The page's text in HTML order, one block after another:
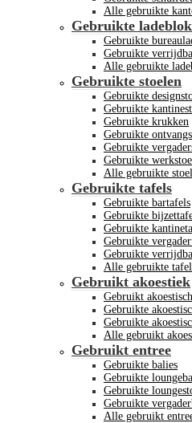
Alle gebruikte
Gebruikte
Gebruikte
Gebruikte
Alle gebruikte
Gebruikte stoelen
Gebruikte
Gebruikte
Gebruikte krukken
Gebruikte
Gebruikte
Gebruikte
Alle gebruikte
Gebruikte tafels
Gebruikte bartafels
Gebruikte
Gebruikte
Gebruikte
Gebruikte
Alle gebruikte
Gebruikt akoestiek
Gebruikt
Gebruikte
Gebruikte
Alle gebruikt
Gebruikt entree
Gebruikte balies
Gebruikte
Gebruikte
Gebruikte
Alle gebruikt